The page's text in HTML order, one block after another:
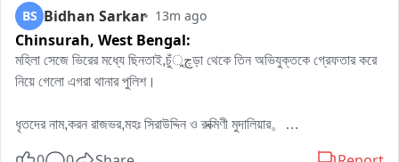
BS Bidhan Sarkar 13m ago
Chinsurah, West Bengal:
মহিলা সেজে ভিরের মধ্যে ছিনতাই,চুঁچুড়া থেকে তিন অভিযুক্তকে গ্রেফতার করে
নিয়ে গেলো এগরা থানার পুলিশ।
ধৃতদের নাম,করন রাজভর,মহঃ সিরাউদ্দিন ও রুক্মিণী মুদালিয়ার。